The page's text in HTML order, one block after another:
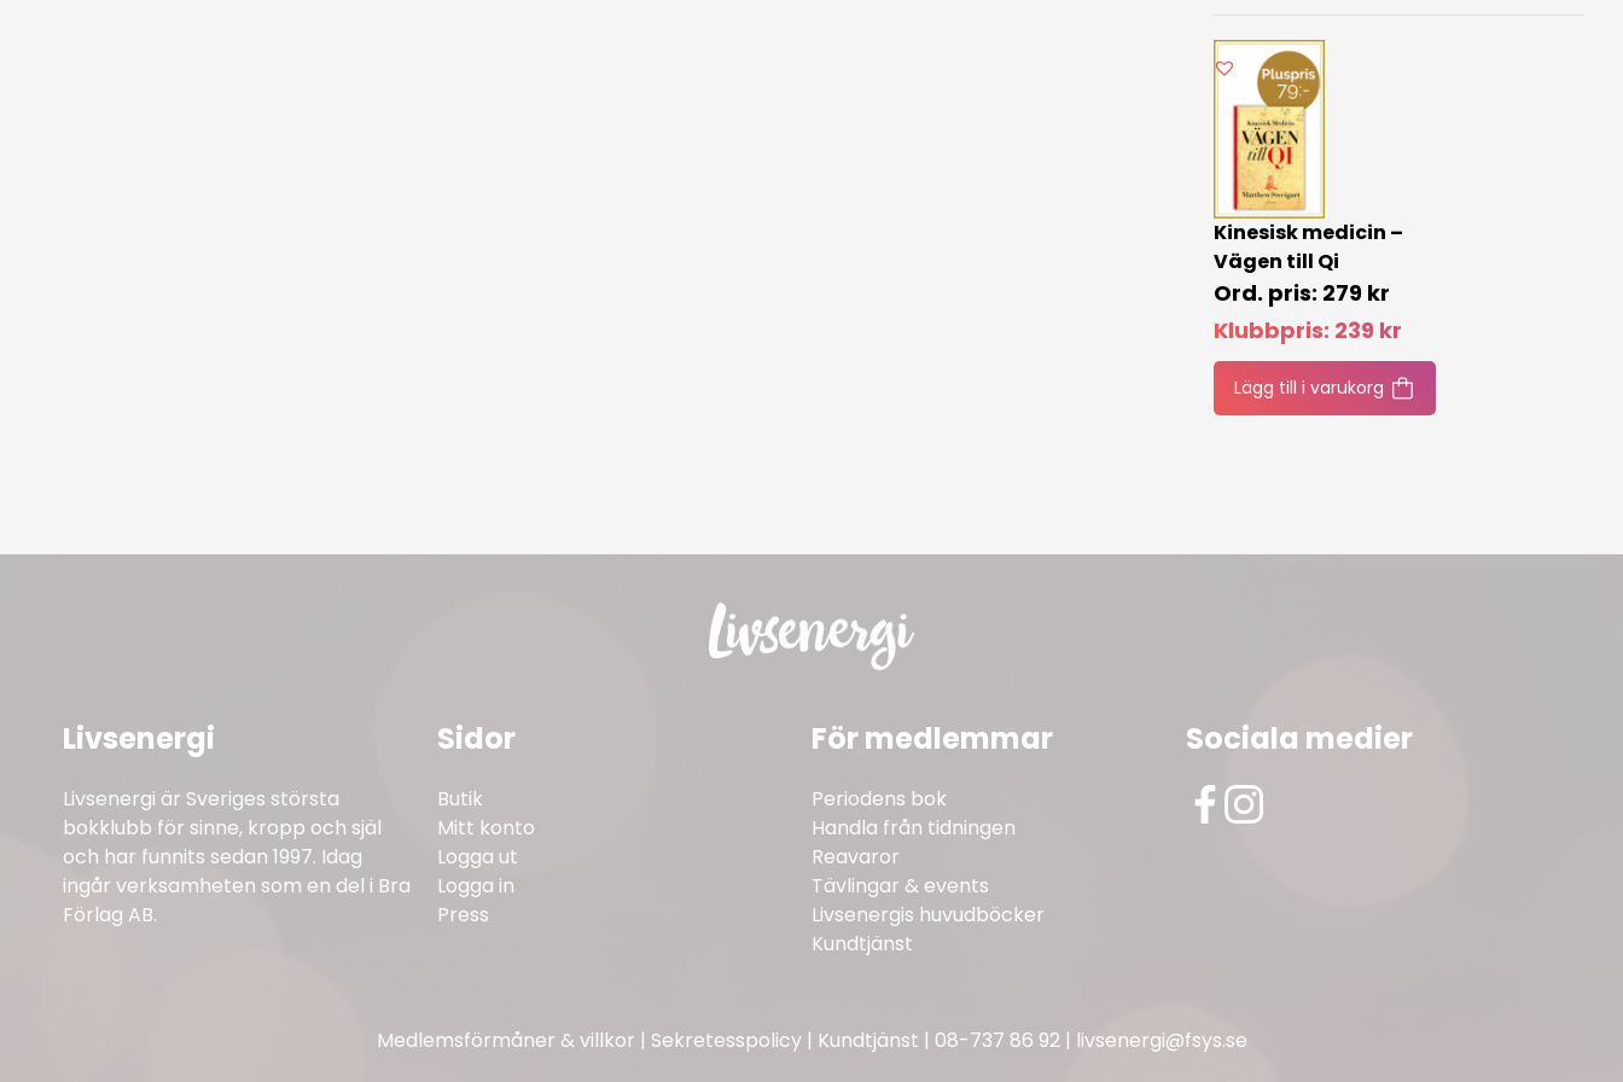
Kinesisk medicin –
Vägen till Qi
279 kr
Klubbpris: 239 kr
Lägg till i varukorg
Livsenergi
Livsenergi är Sveriges största
bokklubb för sinne, kropp och själ
och har funnits sedan 1997. Idag
ingår verksamheten som en del i Bra
Förlag AB.
Sidor
Butik
Mitt konto
Logga ut
Logga in
Press
För medlemmar
Periodens bok
Handla från tidningen
Reavaror
Tävlingar & events
Livsenergis huvudböcker
Kundtjänst
Sociala medier
Medlemsförmåner & villkor | Sekretesspolicy| Kundtjänst | 08-737 86 92| livsenergi@fsys.se